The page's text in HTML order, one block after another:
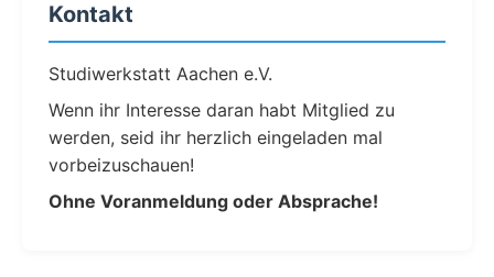
Kontakt
Studiwerkstatt Aachen e.V.
Wenn ihr Interesse daran habt Mitglied zu
werden, seid ihr herzlich eingeladen mal
vorbeizuschauen!
Ohne Voranmeldung oder Absprache!